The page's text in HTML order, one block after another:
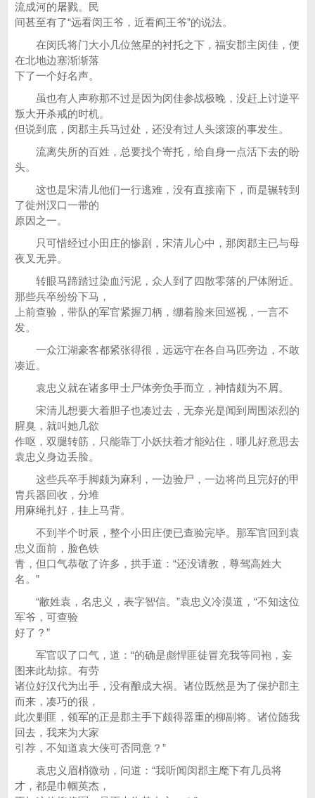
流成河的屠戮。民
间甚至有了“远看闵王爷，近看阎王爷”的说法。
在闵氏将门大小几位煞星的衬托之下，福安郡主闵佳，便
在北地边塞渐渐落
下了一个好名声。
虽也有人声称那不过是因为闵佳参战极晚，没赶上讨逆平
叛大开杀戒的时机。
但说到底，闵郡主兵马过处，还没有过人头滚滚的事发生。
流离失所的百姓，总要找个寄托，给自身一点活下去的盼
头。
这也是宋清儿他们一行逃难，没有直接南下，而是辗转到
了徙州汊口一带的
原因之一。
只可惜经过小田庄的惨剧，宋清儿心中，那闵郡主已与母
夜叉无异。
转眼马蹄踏过染血污泥，众人到了四散零落的尸体附近。
那些兵卒纷纷下马，
上前查验，带队的军官紧握刀柄，绷着脸来回巡视，一言不
发。
一众江湖豪客都紧张得很，远远守在各自马匹旁边，不敢
凑近。
袁忠义就在诸多甲士尸体旁负手而立，神情颇为不屑。
宋清儿想要大着胆子也凑过去，无奈光是闻到周围浓烈的
腥臭，就叫她几欲
作呕，双腿转筋，只能靠丁小妖扶着才能站住，哪儿好意思去
袁忠义身边丢脸。
这些兵卒手脚颇为麻利，一边验尸，一边将尚且完好的甲
胄兵器回收，分堆
用麻绳扎好，挂上马背。
不到半个时辰，整个小田庄便已查验完毕。那军官回到袁
忠义面前，脸色铁
青，但口气恭敬了许多，拱手道：“还没请教，尊驾高姓大
名。”
“敝姓袁，名忠义，表字智信。”袁忠义冷漠道，“不知这位
军爷，可查验
好了？”
军官叹了口气，道：“的确是彪悍匪徒冒充我等同袍，妄
图来此劫掠。有劳
诸位好汉代为出手，没有酿成大祸。诸位既然是为了保护郡主
而来，凑巧的很，
此次剿匪，领军的正是郡主手下颇得器重的柳副将。诸位随我
回去，我来为大家
引荐，不知道袁大侠可否同意？”
袁忠义眉梢微动，问道：“我听闻闵郡主麾下有几员将
才，都是巾帼英杰，